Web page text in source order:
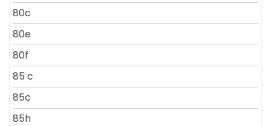
80c
80e
80f
85 c
85c
85h